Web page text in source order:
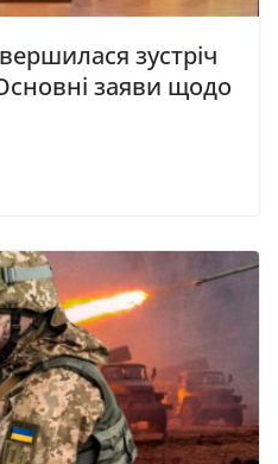
зустріч
заяви щодо